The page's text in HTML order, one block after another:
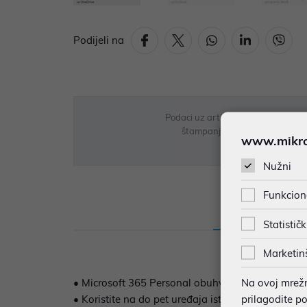
Podijeli na
Podaci uz artikle su prezentirani
štampanja te promjene u
Opis
• Microsoft 365 Personal obuhvaća 1 TB
• Koristite na do pet uređaja istodobno.
Nužni
Na ovoj
prilagodite